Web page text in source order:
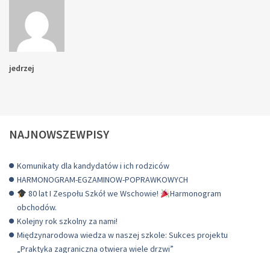
jedrzej
NAJNOWSZEWPISY
Komunikaty dla kandydatów i ich rodziców
HARMONOGRAM-EGZAMINOW-POPRAWKOWYCH
80 lat I Zespołu Szkół we Wschowie!
Harmonogram
obchodów.
Kolejny rok szkolny za nami!
Międzynarodowa wiedza w naszej szkole: Sukces projektu
„Praktyka zagraniczna otwiera wiele drzwi”